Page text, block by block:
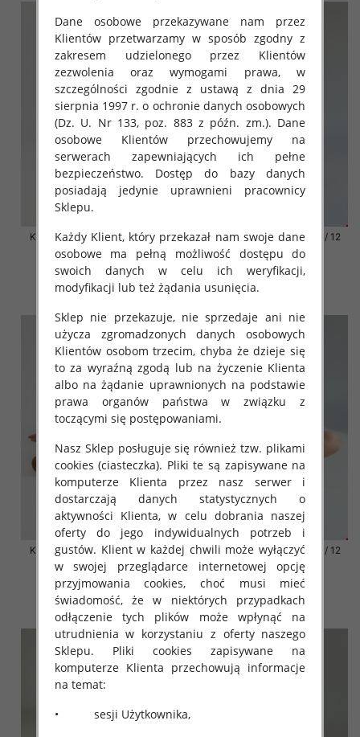
Klapki damskie Roz 36-42 / 12
par
41.00 zł
szczegóły
Klapki damskie Roz 36-42 / 12
par
41.00 zł
szczegóły
Klapki damskie Roz 36-42 / 12
par
41.00 zł
szczegóły
Klapki damskie Roz 36-42 / 12
par
41.00 zł
szczegóły
Dane osobowe przekazywane nam przez
Klientów przetwarzamy w sposób zgodny z
zakresem udzielonego przez Klientów
zezwolenia oraz wymogami prawa, w
szczególności zgodnie z ustawą z dnia 29
sierpnia 1997 r. o ochronie danych osobowych
(Dz. U. Nr 133, poz. 883 z późn. zm.). Dane
osobowe Klientów przechowujemy na
serwerach zapewniających ich pełne
bezpieczeństwo. Dostęp do bazy danych
posiadają jedynie uprawnieni pracownicy
Sklepu.
Każdy Klient, który przekazał nam swoje dane
osobowe ma pełną możliwość dostępu do
swoich danych w celu ich weryfikacji,
modyfikacji lub też żądania usunięcia.
Sklep nie przekazuje, nie sprzedaje ani nie
użycza zgromadzonych danych osobowych
Klientów osobom trzecim, chyba że dzieje się
to za wyraźną zgodą lub na życzenie Klienta
albo na żądanie uprawnionych na podstawie
prawa organów państwa w związku z
toczącymi się postępowaniami.
Nasz Sklep posługuje się również tzw. plikami
cookies (ciasteczka). Pliki te są zapisywane na
komputerze Klienta przez nasz serwer i
dostarczają danych statystycznych o
aktywności Klienta, w celu dobrania naszej
oferty do jego indywidualnych potrzeb i
gustów. Klient w każdej chwili może wyłączyć
w swojej przeglądarce internetowej opcję
przyjmowania cookies, choć musi mieć
świadomość, że w niektórych przypadkach
odłączenie tych plików może wpłynąć na
utrudnienia w korzystaniu z oferty naszego
Sklepu. Pliki cookies zapisywane na
komputerze Klienta przechowują informacje
na temat:
• sesji Użytkownika,